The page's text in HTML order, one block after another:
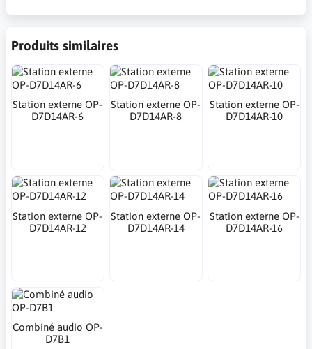
Produits similaires
Station externe OP-
D7D14AR-6
Station externe OP-
D7D14AR-8
Station externe OP-
D7D14AR-10
Station externe OP-
D7D14AR-12
Station externe OP-
D7D14AR-14
Station externe OP-
D7D14AR-16
Combiné audio OP-
D7B1